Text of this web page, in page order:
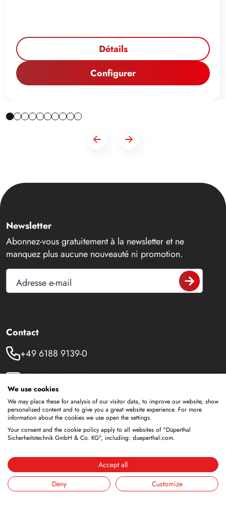
Détails
Configurer
Newsletter
Abonnez-vous gratuitement à la newsletter et ne
manquez plus aucune nouveauté ni promotion.
Adresse e-mail
Contact
+49 6188 9139-0
info@dueperthal.com
Frankenstraße 3
63791 Karlstein
Allemagne
Youtube
We use cookies
We may place these for analysis of our visitor data, to improve our website, show
personalised content and to give you a great website experience. For more
information about the cookies we use open the settings.
Your consent and the cookie policy apply to all websites of "Düperthal
Sicherheitstechnik GmbH & Co. KG", including: dueperthal.com.
Accept all
Deny
Customize